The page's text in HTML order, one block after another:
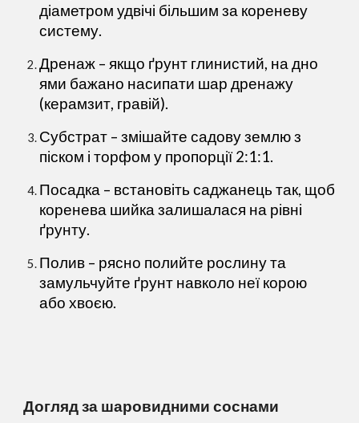
діаметром удвічі більшим за кореневу
систему.
Дренаж – якщо ґрунт глинистий, на дно
ями бажано насипати шар дренажу
(керамзит, гравій).
Субстрат – змішайте садову землю з
піском і торфом у пропорції 2:1:1.
Посадка – встановіть саджанець так, щоб
коренева шийка залишалася на рівні
ґрунту.
Полив – рясно полийте рослину та
замульчуйте ґрунт навколо неї корою
або хвоєю.
Догляд за шаровидними соснами